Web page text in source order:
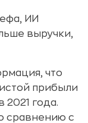
ИИ
выручки,
что
прибыли
2021 года.
сравнению с